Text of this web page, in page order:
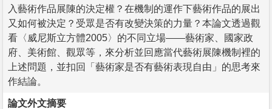
入藝術作品展陳的決定權？在機制的運作下藝術作品的展出
又如何被決定？受眾是否有改變決策的力量？本論文透過觀
看〈威尼斯立方體2005〉的不同立場——藝術家、國家政
府、美術館、觀眾等，來分析並回應當代藝術展陳機制裡的
上述問題，並扣回「藝術家是否有藝術表現自由」的思考來
作結論。
論文外文摘要